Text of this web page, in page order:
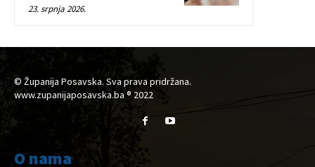
23. srpnja 2026.
© Županija Posavska. Sva prava pridržana.
www.zupanijaposavska.ba ® 2022
O nama